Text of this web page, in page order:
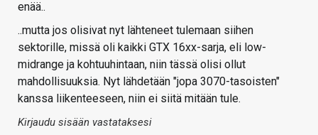
enää..
..mutta jos olisivat nyt lähteneet tulemaan siihen
sektorille, missä oli kaikki GTX 16xx-sarja, eli low-
midrange ja kohtuuhintaan, niin tässä olisi ollut
mahdollisuuksia. Nyt lähdetään "jopa 3070-tasoisten"
kanssa liikenteeseen, niin ei siitä mitään tule.
Kirjaudu sisään vastataksesi